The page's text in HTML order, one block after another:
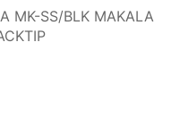
MK-SS/BLK MAKALA